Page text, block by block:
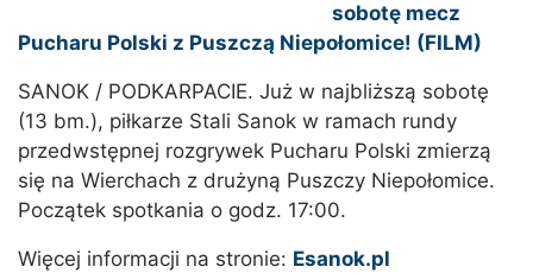
sobotę mecz
Pucharu Polski z Puszczą Niepołomice! (FILM)
SANOK / PODKARPACIE. Już w najbliższą sobotę
(13 bm.), piłkarze Stali Sanok w ramach rundy
przedwstępnej rozgrywek Pucharu Polski zmierzą
się na Wierchach z drużyną Puszczy Niepołomice.
Początek spotkania o godz. 17:00.
Więcej informacji na stronie: Esanok.pl